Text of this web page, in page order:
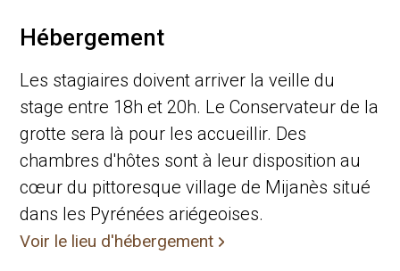
Hébergement
Les stagiaires doivent arriver la veille du
stage entre 18h et 20h. Le Conservateur de la
grotte sera là pour les accueillir. Des
chambres d'hôtes sont à leur disposition au
cœur du pittoresque village de Mijanès situé
dans les Pyrénées ariégeoises.
Voir le lieu d'hébergement